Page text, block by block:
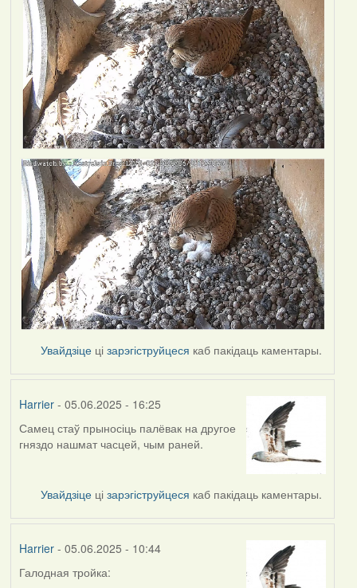
Увайдзіце цізарэгіструйцеся каб пакідаць каментары.
Harrier- 05.06.2025 - 16:25
Самец стаў прыносіць палёвак на другое
гняздо нашмат часцей, чым раней.
Увайдзіце цізарэгіструйцеся каб пакідаць каментары.
Harrier- 05.06.2025 - 10:44
Галодная тройка: